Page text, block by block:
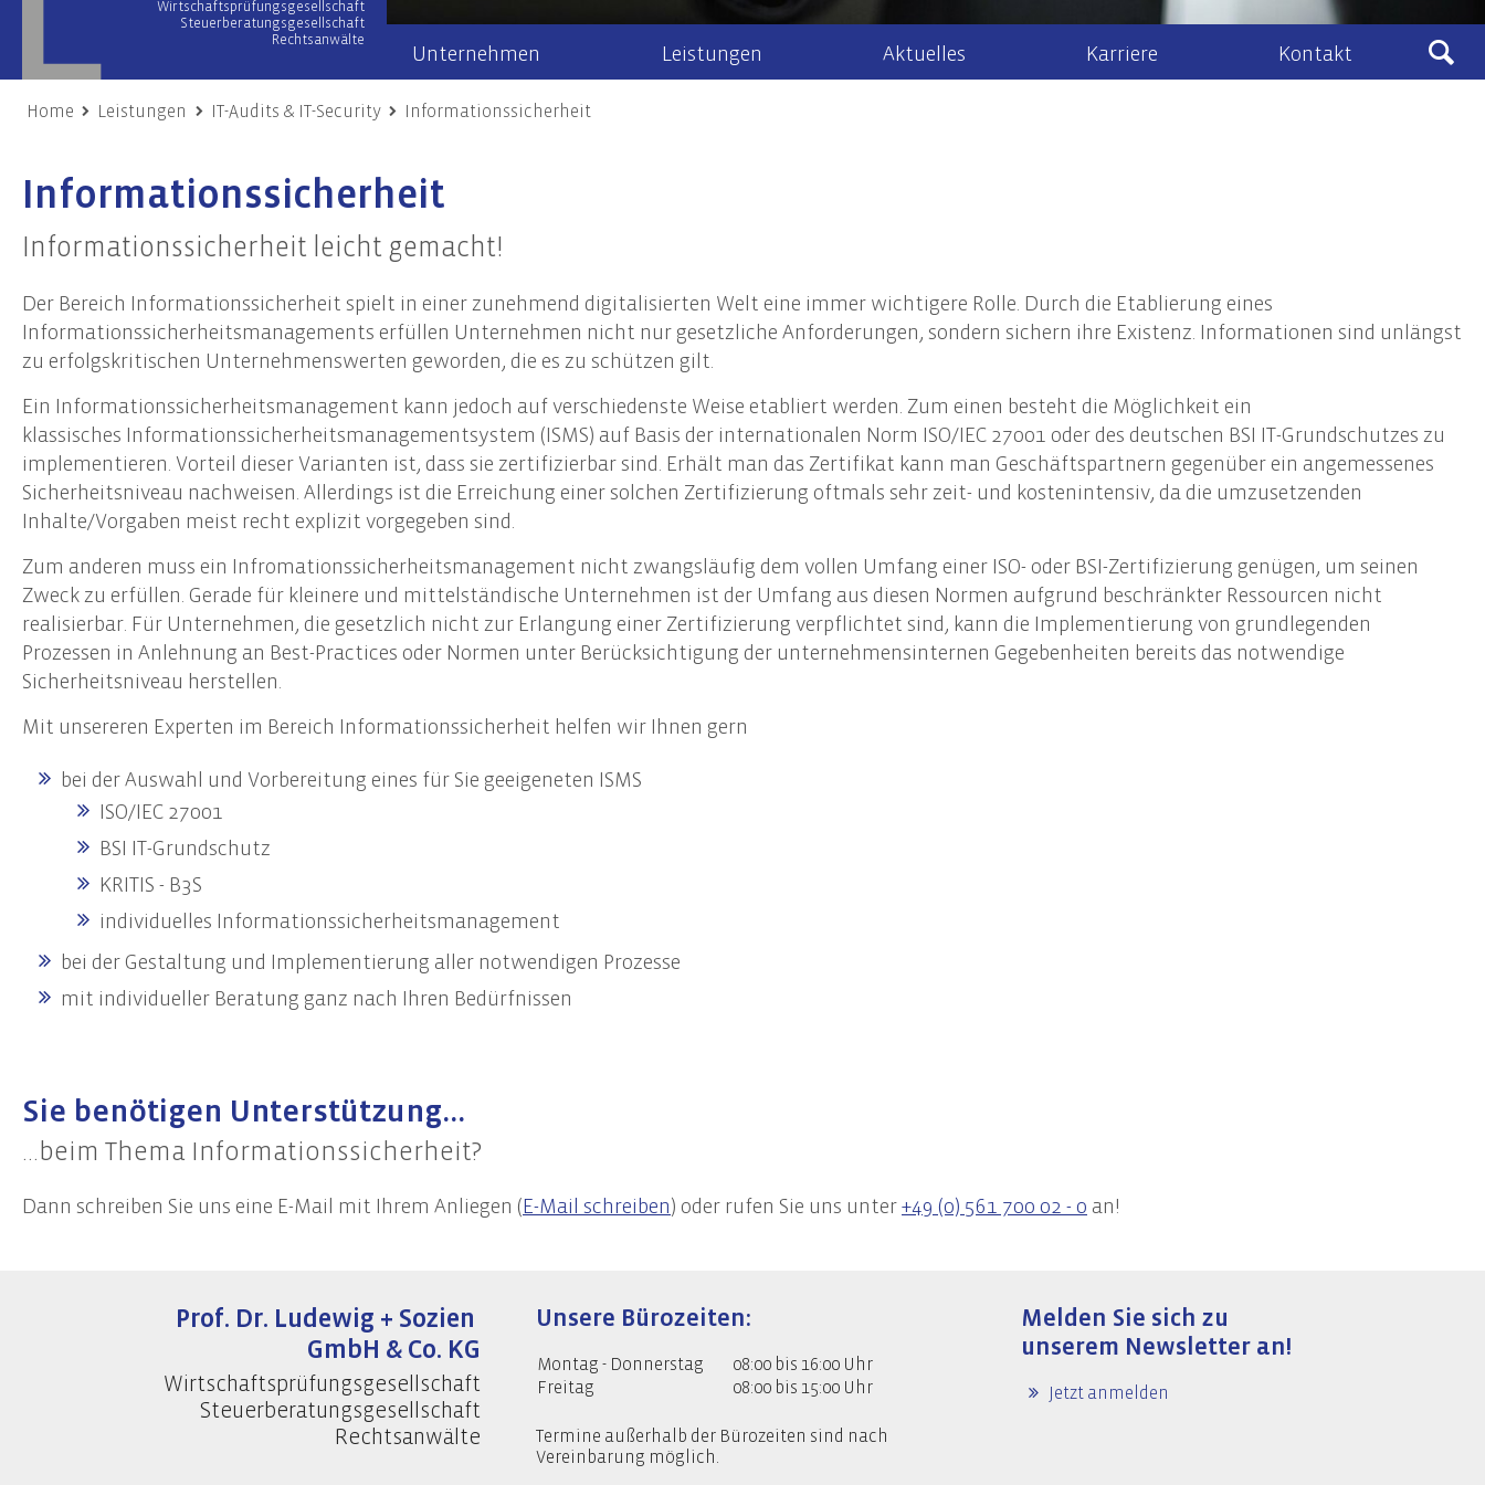
Wirtschaftsprüfungsgesellschaft
Steuerberatungsgesellschaft
Rechtsanwälte
Unternehmen
Team
Netzwerk/Internationales
Unsere Mandanten
Leistungen
Prüfung von Jahres- und Konzernabschlüssen
Unternehmensbewertung
Risiko- & Compliance-Managementsysteme
Due Diligence
Tax Compliance
Erbrecht, Vermögens- und Unternehmensnachfolge
Unternehmensberatung
Transaktionsberatung (M&A)
Umstrukturierungen
Start-Up Beratung
Unternehmensnachfolge
Controlling
Nachhaltigkeitsberatung
Fristen und Geltungsbereich der CSRD
Nachhaltigkeitsstrategie und Nachhaltigkeitsmanagement
Erstellung des Nachhaltigkeitsberichts
Weitere EU-Compliance-Anforderungen
Team
IT-Audits & IT-Security
IT-Audits & -Revision
IT-Compliance / IT-Governance
Datenschutz
Datenschutz-Audits
Datenschutzfolgenabschätzungen
Datenschutzberatung
Aktuelles Karriere Kontakt
Home Leistungen IT-Audits & IT-Security Informationssicherheit
Informationssicherheit
Informationssicherheit leicht gemacht!
Der Bereich Informationssicherheit spielt in einer zunehmend digitalisierten Welt eine immer wichtigere Rolle. Durch die Etablierung eines
Informationssicherheitsmanagements erfüllen Unternehmen nicht nur gesetzliche Anforderungen, sondern sichern ihre Existenz. Informationen sind unlängst
zu erfolgskritischen Unternehmenswerten geworden, die es zu schützen gilt.
Ein Informationssicherheitsmanagement kann jedoch auf verschiedenste Weise etabliert werden. Zum einen besteht die Möglichkeit ein
klassisches Informationssicherheitsmanagementsystem (ISMS) auf Basis der internationalen Norm ISO/IEC 27001 oder des deutschen BSI IT-Grundschutzes zu
implementieren. Vorteil dieser Varianten ist, dass sie zertifizierbar sind. Erhält man das Zertifikat kann man Geschäftspartnern gegenüber ein angemessenes
Sicherheitsniveau nachweisen. Allerdings ist die Erreichung einer solchen Zertifizierung oftmals sehr zeit- und kostenintensiv, da die umzusetzenden
Inhalte/Vorgaben meist recht explizit vorgegeben sind.
Zum anderen muss ein Infromationssicherheitsmanagement nicht zwangsläufig dem vollen Umfang einer ISO- oder BSI-Zertifizierung genügen, um seinen
Zweck zu erfüllen. Gerade für kleinere und mittelständische Unternehmen ist der Umfang aus diesen Normen aufgrund beschränkter Ressourcen nicht
realisierbar. Für Unternehmen, die gesetzlich nicht zur Erlangung einer Zertifizierung verpflichtet sind, kann die Implementierung von grundlegenden
Prozessen in Anlehnung an Best-Practices oder Normen unter Berücksichtigung der unternehmensinternen Gegebenheiten bereits das notwendige
Sicherheitsniveau herstellen.
Mit unsereren Experten im Bereich Informationssicherheit helfen wir Ihnen gern
bei der Auswahl und Vorbereitung eines für Sie geeigeneten ISMS
ISO/IEC 27001
BSI IT-Grundschutz
KRITIS - B3S
individuelles Informationssicherheitsmanagement
bei der Gestaltung und Implementierung aller notwendigen Prozesse
mit individueller Beratung ganz nach Ihren Bedürfnissen
Sie benötigen Unterstützung...
...beim Thema Informationssicherheit?
Dann schreiben Sie uns eine E-Mail mit Ihrem Anliegen (E-Mail schreiben) oder rufen Sie uns unter+49 (0) 561 700 02 - 0 an!
Prof. Dr. Ludewig + Sozien
GmbH & Co. KG
Wirtschaftsprüfungsgesellschaft
Steuerberatungsgesellschaft
Rechtsanwälte
Unsere Bürozeiten:
Montag - Donnerstag
08:00 bis 16:00 Uhr
Freitag
08:00 bis 15:00 Uhr
Termine außerhalb der Bürozeiten sind nach
Vereinbarung möglich.
Melden Sie sich zu
unserem Newsletter an!
Jetzt anmelden